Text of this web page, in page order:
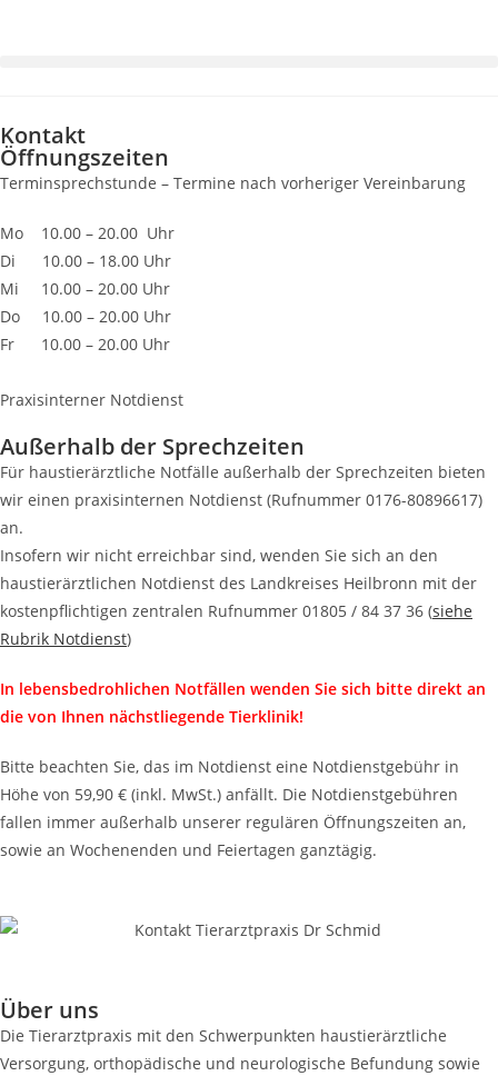
Kontakt
Öffnungszeiten
Terminsprechstunde – Termine nach vorheriger Vereinbarung
Mo 10.00 – 20.00 Uhr
Di 10.00 – 18.00 Uhr
Mi 10.00 – 20.00 Uhr
Do 10.00 – 20.00 Uhr
Fr 10.00 – 20.00 Uhr
Praxisinterner Notdienst
Außerhalb der Sprechzeiten
Für haustierärztliche Notfälle außerhalb der Sprechzeiten bieten
wir einen praxisinternen Notdienst (Rufnummer 0176-80896617)
an.
Insofern wir nicht erreichbar sind, wenden Sie sich an den
haustierärztlichen Notdienst des Landkreises Heilbronn mit der
kostenpflichtigen zentralen Rufnummer 01805 / 84 37 36 (siehe
Rubrik Notdienst)
In lebensbedrohlichen Notfällen wenden Sie sich bitte direkt an
die von Ihnen nächstliegende Tierklinik!
Bitte beachten Sie, das im Notdienst eine Notdienstgebühr in
Höhe von 59,90 € (inkl. MwSt.) anfällt. Die Notdienstgebühren
fallen immer außerhalb unserer regulären Öffnungszeiten an,
sowie an Wochenenden und Feiertagen ganztägig.
Über uns
Die Tierarztpraxis mit den Schwerpunkten haustierärztliche
Versorgung, orthopädische und neurologische Befundung sowie